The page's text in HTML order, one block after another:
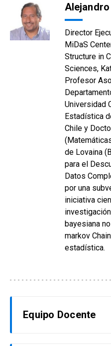
Director
MiDaS
Structure in
Sciences,
Profesor
Universidad
Estadística
Chile y
de Lovaina
para el
Datos
por una
iniciativa
bayesiana
markov
estadística.
Equipo Docente